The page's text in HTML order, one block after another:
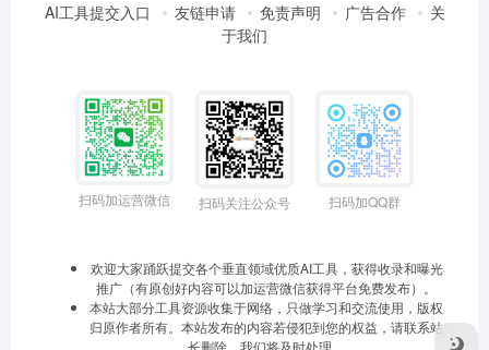
AI工具提交入口 友链申请 免责声明 广告合作
关
于我们
扫码加运营微信 扫码关注公众号 扫码加QQ群
欢迎大家踊跃提交各个垂直领域优质AI工具，获得收录和曝光
推广（有原创好内容可以加运营微信获得平台免费发布）。
本站大部分工具资源收集于网络，只做学习和交流使用，版权
归原作者所有。本站发布的内容若侵犯到您的权益，请联系站
长删除，我们将及时处理。